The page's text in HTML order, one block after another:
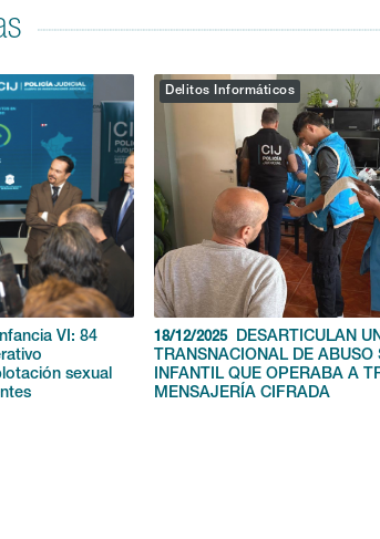
VI: 84
sexual
Delitos Informáticos
18/12/2025
DESARTICULAN
TRANSNACIONAL DE ABUSO
INFANTIL QUE OPERABA A
MENSAJERÍA CIFRADA